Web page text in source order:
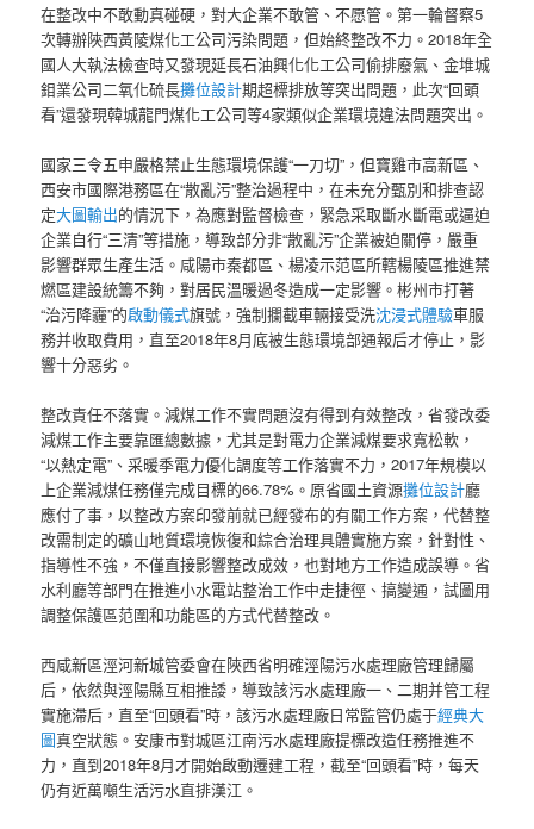
在整改中不敢動真碰硬，對大企業不敢管、不愿管。第一輪督察5
次轉辦陜西黃陵煤化工公司污染問題，但始終整改不力。2018年全
國人大執法檢查時又發現延長石油興化化工公司偷排廢氣、金堆城
鉬業公司二氧化硫長攤位設計期超標排放等突出問題，此次“回頭
看”還發現韓城龍門煤化工公司等4家類似企業環境違法問題突出。
國家三令五申嚴格禁止生態環境保護“一刀切”，但寶雞市高新區、
西安市國際港務區在“散亂污”整治過程中，在未充分甄別和排查認
定大圖輸出的情況下，為應對監督檢查，緊急采取斷水斷電或逼迫
企業自行“三清”等措施，導致部分非“散亂污”企業被迫關停，嚴重
影響群眾生產生活。咸陽市秦都區、楊凌示范區所轄楊陵區推進禁
燃區建設統籌不夠，對居民溫暖過冬造成一定影響。彬州市打著
“治污降霾”的啟動儀式旗號，強制攔截車輛接受洗沈浸式體驗車服
務并收取費用，直至2018年8月底被生態環境部通報后才停止，影
響十分惡劣。
整改責任不落實。減煤工作不實問題沒有得到有效整改，省發改委
減煤工作主要靠匯總數據，尤其是對電力企業減煤要求寬松軟，
“以熱定電”、采暖季電力優化調度等工作落實不力，2017年規模以
上企業減煤任務僅完成目標的66.78%。原省國土資源攤位設計廳
應付了事，以整改方案印發前就已經發布的有關工作方案，代替整
改需制定的礦山地質環境恢復和綜合治理具體實施方案，針對性、
指導性不強，不僅直接影響整改成效，也對地方工作造成誤導。省
水利廳等部門在推進小水電站整治工作中走捷徑、搞變通，試圖用
調整保護區范圍和功能區的方式代替整改。
西咸新區涇河新城管委會在陜西省明確涇陽污水處理廠管理歸屬
后，依然與涇陽縣互相推諉，導致該污水處理廠一、二期并管工程
實施滯后，直至“回頭看”時，該污水處理廠日常監管仍處于經典大
圖真空狀態。安康市對城區江南污水處理廠提標改造任務推進不
力，直到2018年8月才開始啟動遷建工程，截至“回頭看”時，每天
仍有近萬噸生活污水直排漢江。